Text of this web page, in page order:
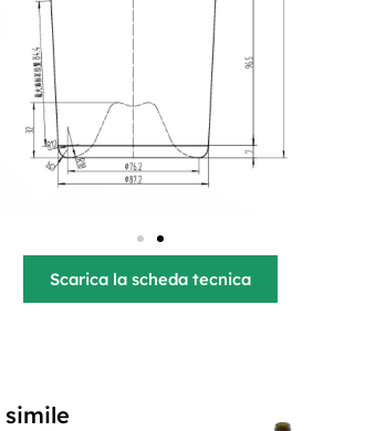
Scarica la scheda tecnica